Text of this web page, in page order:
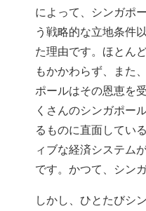
によって、シンガポ
う戦略的な立地条件
た理由です。ほとん
もかかわらず、また
ポールはその恩恵を
くさんのシンガポー
るものに直面してい
ィブな経済システム
です。かつて、シン
しかし、ひとたびシ